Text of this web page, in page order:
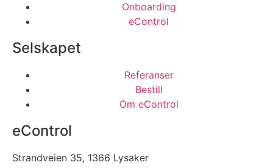
Onboarding
eControl
Selskapet
Referanser
Bestill
Om eControl
eControl
Strandveien 35, 1366 Lysaker